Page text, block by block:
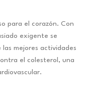
para el corazón. Con
exigente se
mejores actividades
el colesterol, una